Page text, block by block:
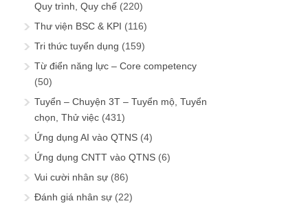
Quy trình, Quy chế (220)
Thư viện BSC & KPI (116)
Tri thức tuyển dụng (159)
Từ điển năng lực – Core competency
(50)
Tuyển – Chuyện 3T – Tuyển mộ, Tuyển
chọn, Thử việc (431)
Ứng dụng AI vào QTNS (4)
Ứng dụng CNTT vào QTNS (6)
Vui cười nhân sự (86)
Đánh giá nhân sự (22)